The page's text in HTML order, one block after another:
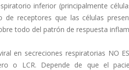
inferior (principalmente
de receptores que las células
todo del patrón de respuesta
en secreciones respiratorias NO
o LCR. Depende de que el